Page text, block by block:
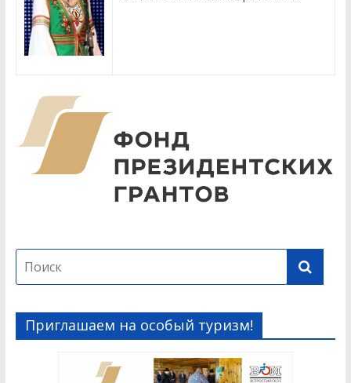
Приглашаем на особый туризм!